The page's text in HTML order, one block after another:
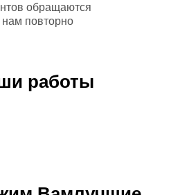
обращаются
нам повторно
работы